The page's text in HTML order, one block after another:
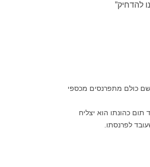
להדחיק”
כולם מתפרנסים מכספי
תום כהונתו הוא יצליח
לפרנסתו.